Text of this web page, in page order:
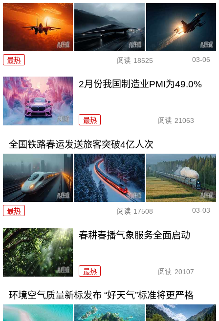
最热 阅读 18525 03-06
2月份我国制造业PMI为49.0%
最热 阅读 21063
全国铁路春运发送旅客突破4亿人次
最热 阅读 17508 03-03
春耕春播气象服务全面启动
最热 阅读 20107
环境空气质量新标发布 “好天气”标准将更严格